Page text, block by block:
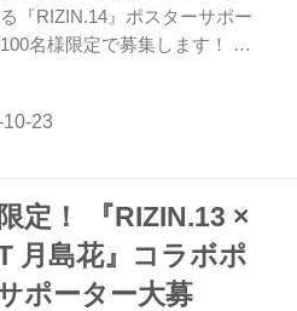
『RIZIN.14』ポスターサポー
名様限定で募集します！ ジ
のポスター掲示にご協力いた
下記の注意事項をご確認いた
日）23時59分締切（但し、締
も定員になり次第、締め切らせ
合がございます）。 2018年の
成最後の大晦日を熱く盛り上
定！ 『RIZIN.13 ×
月島花』コラボポ
ポーター大募